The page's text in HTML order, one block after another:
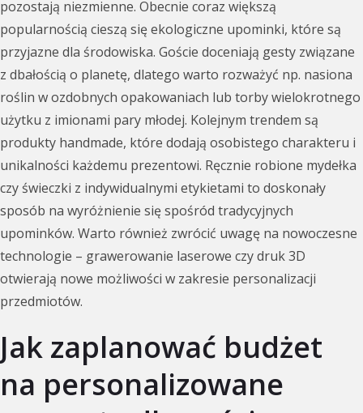
pozostają niezmienne. Obecnie coraz większą
popularnością cieszą się ekologiczne upominki, które są
przyjazne dla środowiska. Goście doceniają gesty związane
z dbałością o planetę, dlatego warto rozważyć np. nasiona
roślin w ozdobnych opakowaniach lub torby wielokrotnego
użytku z imionami pary młodej. Kolejnym trendem są
produkty handmade, które dodają osobistego charakteru i
unikalności każdemu prezentowi. Ręcznie robione mydełka
czy świeczki z indywidualnymi etykietami to doskonały
sposób na wyróżnienie się spośród tradycyjnych
upominków. Warto również zwrócić uwagę na nowoczesne
technologie – grawerowanie laserowe czy druk 3D
otwierają nowe możliwości w zakresie personalizacji
przedmiotów.
Jak zaplanować budżet
na personalizowane